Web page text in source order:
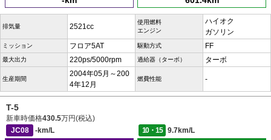
排気量 2521cc
使用燃料
エンジン
ハイオク
ガソリン
ミッション フロア5AT 駆動方式 FF
最大出力 220ps/5000rpm 過給器（ターボ） ターボ
生産期間
2004年05月～200
4年12月
燃費性能 -
T-5
新車時価格430.5万円(税込)
JC08
-km/L 10・15
9.7km/L